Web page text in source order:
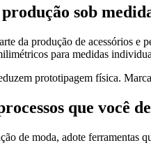
sob
da produção de acessórios e
para medidas
prototipagem física.
que você
de moda, adote ferramentas